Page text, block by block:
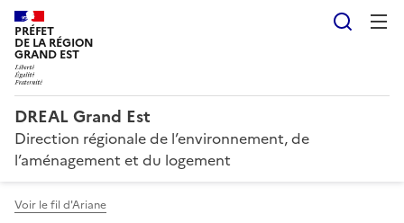
PRÉFET
DE LA RÉGION
GRAND EST
DREAL Grand Est
Direction régionale de l’environnement, de
l’aménagement et du logement
Voir le fil d'Ariane